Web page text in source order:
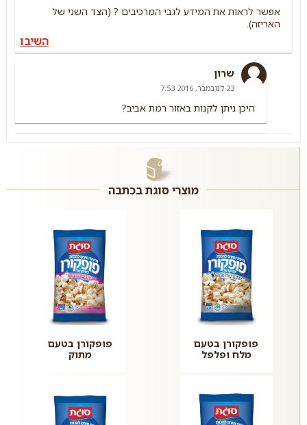
אפשר לראות את המידע לגבי המרכיבים ? (הצד השני של
האריזה).
השיבו
שרון
23 לנובמבר, 2016 7:53
היכן ניתן לקנות באזור רמת אביב?
מוצרי סוגת בכתבה
פופקורן בטעם
מלח ופלפל
פופקורן בטעם
מתוק